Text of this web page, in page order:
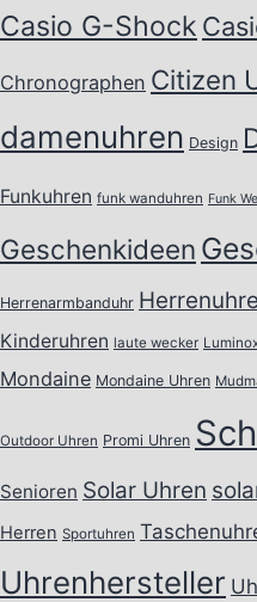
Casio G-Shock
Chronographen Citizen
damenuhren Design
Funkuhren funk wanduhren Funk
Geschenkideen
Herrenarmbanduhr
Kinderuhren laute wecker
Mondaine Mondaine Uhren
Outdoor Uhren Promi Uhren
Senioren Solar Uhren
Herren Sportuhren
Uhrenhersteller